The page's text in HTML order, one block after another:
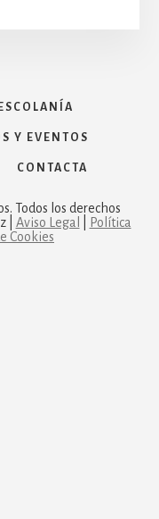
ESCOLANÍA
Y EVENTOS
CONTACTA
Todos los derechos
| Aviso Legal
Política
Cookies